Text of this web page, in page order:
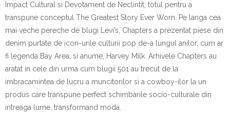
Impact Cultural si Devotament de Neclintit, totul pentru a
transpune conceptul The Greatest Story Ever Worn. Pe langa cea
mai veche pereche de blugi Levi’s, Chapters a prezentat piese din
denim purtate de icon-urile culturii pop de-a lungul anilor, cum ar
fi legenda Bay Area, si anume, Harvey Milk. Arhivele Chapters au
aratat in cele din urma cum blugii 501 au trecut de la
imbracamintea de lucru a muncitorilor si a cowboy-ilor la un
produs care transpune perfect schimbarile socio-culturale din
intreaga lume, transformand moda.